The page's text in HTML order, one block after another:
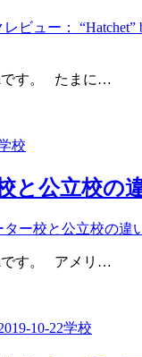
ビュー： “Hatchet”
です。 たまに…
校
と公立校の
ター校と公立校の違
です。 アメリ…
10-22学校